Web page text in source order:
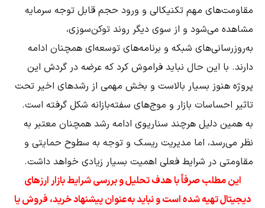
مقاومت‌های مهم تکنیکالی و ورود حجم قابل توجه سرمایه
مشاهده می‌شود و از سوی دیگر روند توکن‌سوزی،
به‌روزرسانی‌های شبکه و برنامه‌های توسعه‌ای همچنان ادامه
دارند. با این حال نباید فراموش کرد که عرضه در گردش این
پروژه هنوز بسیار بالاست و بخش مهمی از رشدهای اخیر تحت
تاثیر احساسات بازار و موج‌های سفته‌بازانه شکل گرفته است.
به همین دلیل هرچند سناریوی ادامه رشد همچنان معتبر به
نظر می‌رسد، اما مدیریت ریسک و توجه به سطوح حمایتی و
مقاومتی در شرایط فعلی اهمیت بسیار زیادی خواهد داشت.
این مطلب صرفاً با هدف تحلیل و بررسی شرایط بازار ارزهای
دیجیتال تهیه شده است و نباید به‌عنوان پیشنهاد خرید، فروش یا